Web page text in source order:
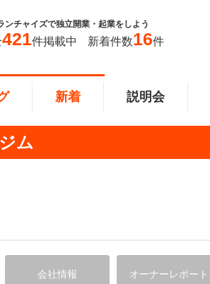
チャイズで独立開業・起業をしよう
421件掲載中 新着件数16件
インターン独立・社員募集
新着 説明会
ジム
会社情報 オーナーレポート